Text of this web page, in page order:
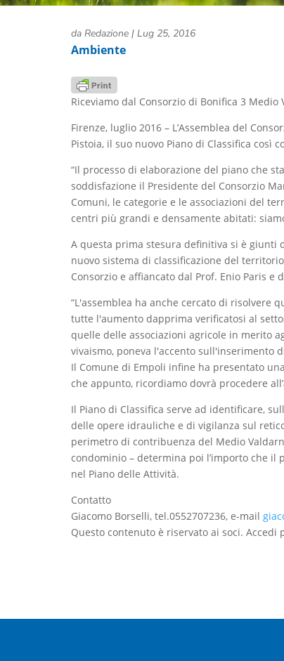
da Redazione| Lug 25, 2016
Ambiente
Riceviamo dal Consorzio di Bonifica 3
Firenze, luglio 2016 – L’Assemblea del
Pistoia, il suo nuovo Piano di Classifica così
“Il processo di elaborazione del piano che
soddisfazione il Presidente del Consorzio
Comuni, le categorie e le associazioni del
centri più grandi e densamente abitati:
A questa prima stesura definitiva si è
nuovo sistema di classificazione del
Consorzio e affiancato dal Prof. Enio Paris
“L'assemblea ha anche cercato di risolvere
tutte l'aumento dapprima verificatosi al
quelle delle associazioni agricole in merito
vivaismo, poneva l'accento
Il Comune di Empoli infine ha presentato
che appunto, ricordiamo dovrà procedere
Il Piano di Classifica serve ad identificare,
delle opere idrauliche e di vigilanza sul
perimetro di contribuenza del Medio
condominio – determina poi l’importo che il
nel Piano delle Attività.
Contatto
Giacomo Borselli, tel.0552707236, e-mail
Questo contenuto è riservato ai soci. Accedi